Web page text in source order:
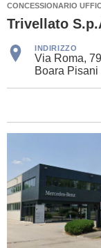
CONCESSIONARIO
Trivellato
INDIRIZZO
Via Roma,
Boara